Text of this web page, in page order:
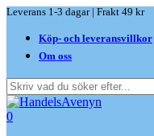
Skip
main
content
Leverans 1-3 dagar | Frakt 49 kr
Köp- och leveransvillkor
Om oss
Close
Search
search
0